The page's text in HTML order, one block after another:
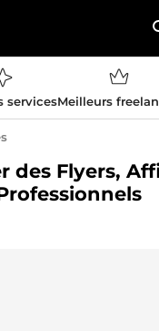
servicesMeilleurs
des Flyers,